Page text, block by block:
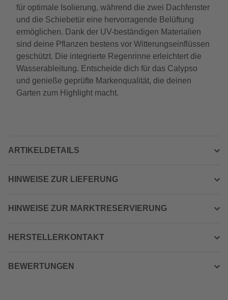
für optimale Isolierung, während die zwei Dachfenster
und die Schiebetür eine hervorragende Belüftung
ermöglichen. Dank der UV-beständigen Materialien
sind deine Pflanzen bestens vor Witterungseinflüssen
geschützt. Die integrierte Regenrinne erleichtert die
Wasserableitung. Entscheide dich für das Calypso
und genieße geprüfte Markenqualität, die deinen
Garten zum Highlight macht.
ARTIKELDETAILS
HINWEISE ZUR LIEFERUNG
HINWEISE ZUR MARKTRESERVIERUNG
HERSTELLERKONTAKT
BEWERTUNGEN